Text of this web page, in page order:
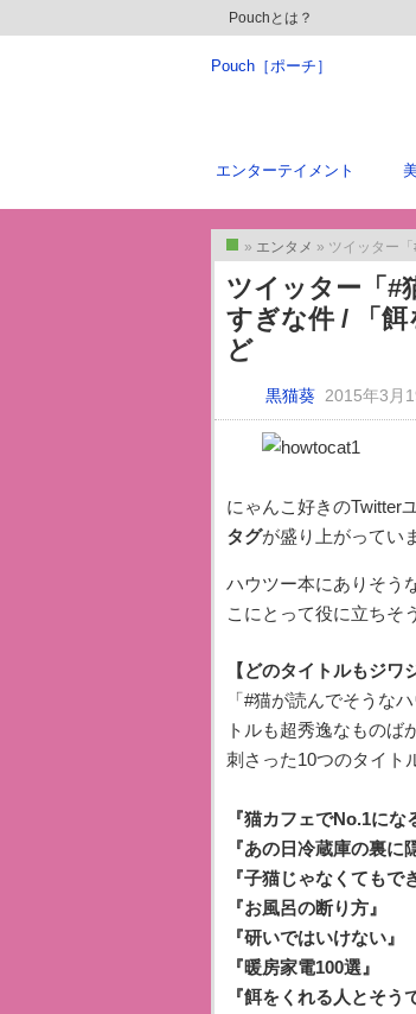
Pouchとは？
Pouch［ポーチ］
エンターテイメント
» エンタメ » ツイッター「#猫
ツイッター「#
すぎな件 / 「
ど
黒猫葵 2015年3月
にゃんこ好きのTwitter
タグが盛り上がってい
ハウツー本にありそう
こにとって役に立ちそ
【どのタイトルもジワ
「#猫が読んでそうな
トルも超秀逸なものば
刺さった10つのタイト
『猫カフェでNo.1にな
『あの日冷蔵庫の裏
『子猫じゃなくてもで
『お風呂の断り方』
『研いではいけない』
『暖房家電100選』
『餌をくれる人とそう